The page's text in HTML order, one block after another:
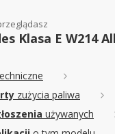
korzystnej dla
Nowych Aut na
modelu. Od razu
się w przedziale od
od konfiguracji danego
Klasa E W214
zużycia paliwa
używanych